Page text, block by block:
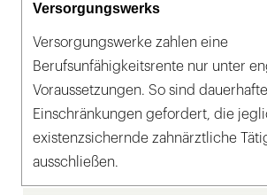
Versorgungswerks
Versorgungswerke zahlen eine
Berufsunfähigkeitsrente nur unter
Voraussetzungen. So sind dauerhafte
Einschränkungen gefordert, die
existenzsichernde zahnärztliche
ausschließen.